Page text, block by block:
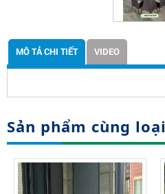
MÔ TẢ CHI TIẾT VIDEO
Sản phẩm cùng loại